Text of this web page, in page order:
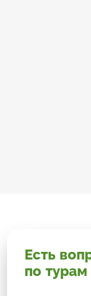
Есть
по